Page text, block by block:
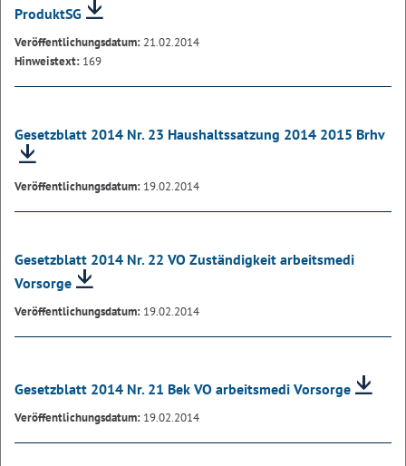
ProduktSG
Veröffentlichungsdatum: 21.02.2014
Hinweistext: 169
Gesetzblatt 2014 Nr. 23 Haushaltssatzung 2014 2015 Brhv
Veröffentlichungsdatum: 19.02.2014
Gesetzblatt 2014 Nr. 22 VO Zuständigkeit arbeitsmedi
Vorsorge
Veröffentlichungsdatum: 19.02.2014
Gesetzblatt 2014 Nr. 21 Bek VO arbeitsmedi Vorsorge
Veröffentlichungsdatum: 19.02.2014